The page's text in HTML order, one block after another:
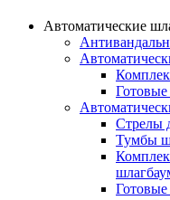
Автоматические
Стрелы
Тумбы